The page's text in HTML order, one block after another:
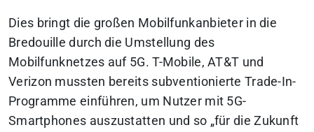
Dies bringt die großen Mobilfunkanbieter in die
Bredouille durch die Umstellung des
Mobilfunknetzes auf 5G. T-Mobile, AT&T und
Verizon mussten bereits subventionierte Trade-In-
Programme einführen, um Nutzer mit 5G-
Smartphones auszustatten und so „für die Zukunft